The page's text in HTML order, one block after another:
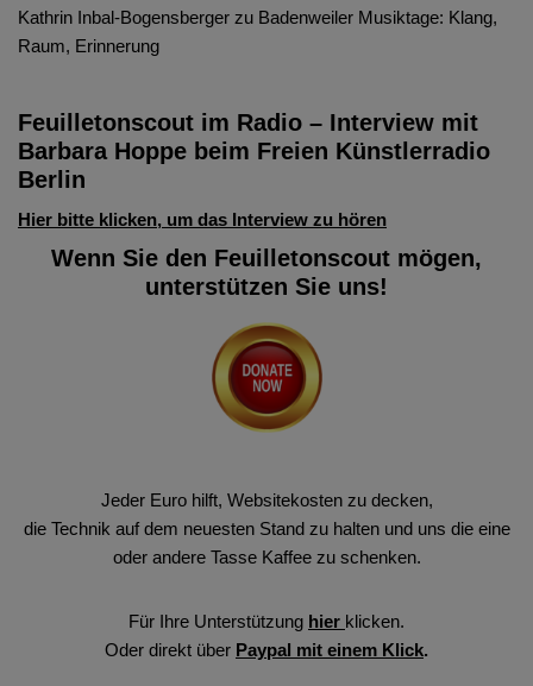
Kathrin Inbal-Bogensberger zu Badenweiler Musiktage: Klang,
Raum, Erinnerung
Feuilletonscout im Radio – Interview mit
Barbara Hoppe beim Freien Künstlerradio
Berlin
Hier bitte klicken, um das Interview zu hören
Wenn Sie den Feuilletonscout mögen,
unterstützen Sie uns!
Jeder Euro hilft, Websitekosten zu decken,
die Technik auf dem neuesten Stand zu halten und uns die eine
oder andere Tasse Kaffee zu schenken.
Für Ihre Unterstützung hier klicken.
Oder direkt über Paypal mit einem Klick.